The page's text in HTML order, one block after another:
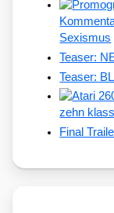
Sexismus
Teaser:
Teaser:
zehn
Final